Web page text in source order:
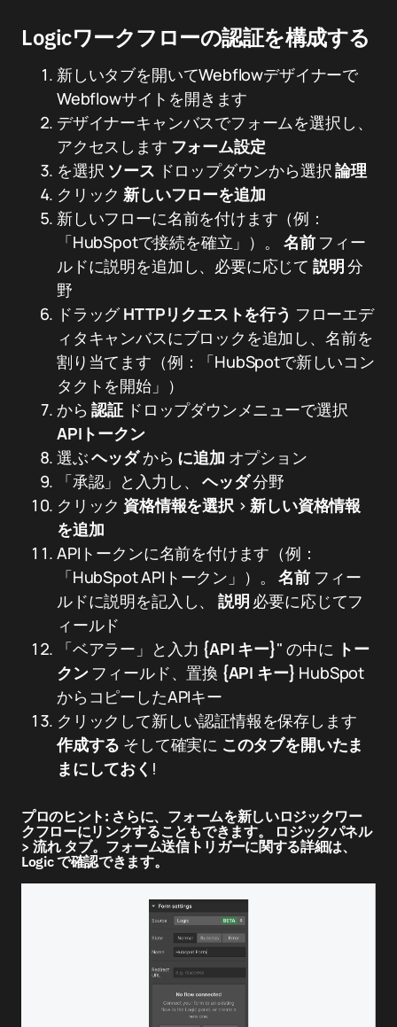
Logicワークフローの認証を構成する
新しいタブを開いてWebflowデザイナーで
Webflowサイトを開きます
デザイナーキャンバスでフォームを選択し、
アクセスします フォーム設定
を選択 ソース ドロップダウンから選択論理
クリック新しいフローを追加
新しいフローに名前を付けます（例：
「HubSpotで接続を確立」）。 名前フィー
ルドに説明を追加し、必要に応じて 説明分
野
ドラッグHTTPリクエストを行う フローエデ
ィタキャンバスにブロックを追加し、名前を
割り当てます（例：「HubSpotで新しいコン
タクトを開始」）
から認証 ドロップダウンメニューで選択
APIトークン
選ぶヘッダから に追加 オプション
「承認」と入力し、ヘッダ分野
クリック 資格情報を選択>新しい資格情報
を追加
APIトークンに名前を付けます（例：
「HubSpot APIトークン」）。名前 フィー
ルドに説明を記入し、説明 必要に応じてフ
ィールド
「ベアラー」と入力 {API キー}" の中に トー
クンフィールド、置換 {API キー} HubSpot
からコピーしたAPIキー
クリックして新しい認証情報を保存します
作成する そして確実に このタブを開いたま
まにしておく !
プロのヒント: さらに、フォームを新しいロジックワー
クフローにリンクすることもできます。
ロジックパネル
>流れタブ。フォーム送信トリガーに関する詳細は、
Logic で確認できます。